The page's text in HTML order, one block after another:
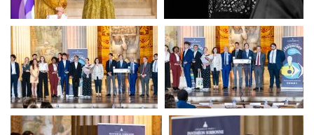
Finale CIE CIE DF
Finale CIE Finale CIE